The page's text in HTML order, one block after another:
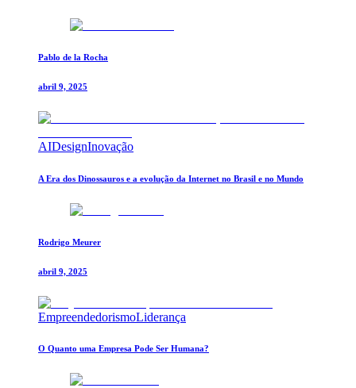
Pablo de la Rocha
abril 9, 2025
AIDesignInovação
A Era dos Dinossauros e a evolução da Internet no Brasil e no Mundo
Rodrigo Meurer
abril 9, 2025
EmpreendedorismoLiderança
O Quanto uma Empresa Pode Ser Humana?